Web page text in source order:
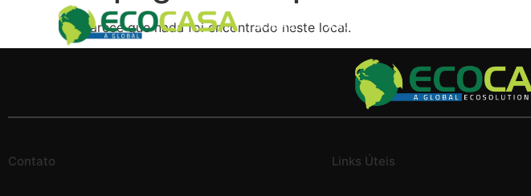
SOBRE ARQUITETURA
Parece que nada foi encontrado neste local.
Contato Links Úteis